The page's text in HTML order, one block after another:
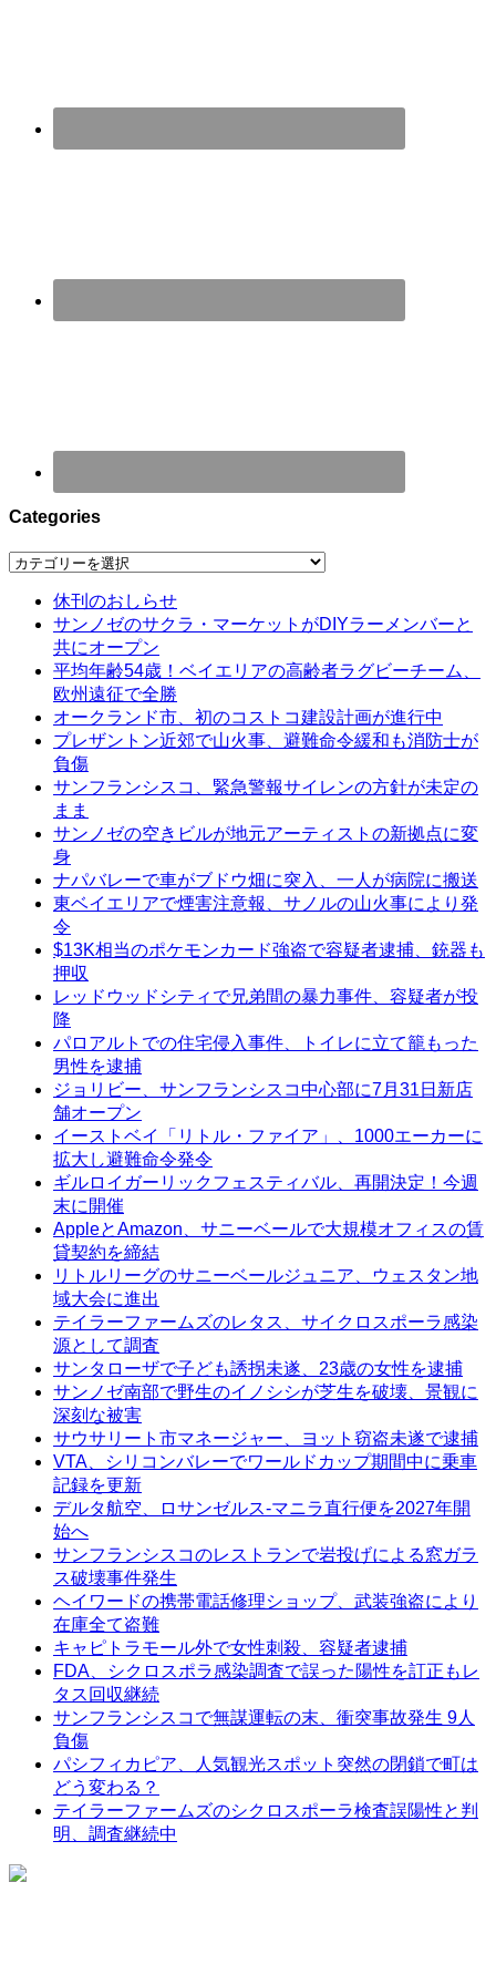
Categories
Categories
休刊のおしらせ
サンノゼのサクラ・マーケットがDIYラーメンバーと
共にオープン
平均年齢54歳！ベイエリアの高齢者ラグビーチーム、
欧州遠征で全勝
オークランド市、初のコストコ建設計画が進行中
プレザントン近郊で山火事、避難命令緩和も消防士が
負傷
サンフランシスコ、緊急警報サイレンの方針が未定の
まま
サンノゼの空きビルが地元アーティストの新拠点に変
身
ナパバレーで車がブドウ畑に突入、一人が病院に搬送
東ベイエリアで煙害注意報、サノルの山火事により発
令
$13K相当のポケモンカード強盗で容疑者逮捕、銃器も
押収
レッドウッドシティで兄弟間の暴力事件、容疑者が投
降
パロアルトでの住宅侵入事件、トイレに立て籠もった
男性を逮捕
ジョリビー、サンフランシスコ中心部に7月31日新店
舗オープン
イーストベイ「リトル・ファイア」、1000エーカーに
拡大し避難命令発令
ギルロイガーリックフェスティバル、再開決定！今週
末に開催
AppleとAmazon、サニーベールで大規模オフィスの賃
貸契約を締結
リトルリーグのサニーベールジュニア、ウェスタン地
域大会に進出
テイラーファームズのレタス、サイクロスポーラ感染
源として調査
サンタローザで子ども誘拐未遂、23歳の女性を逮捕
サンノゼ南部で野生のイノシシが芝生を破壊、景観に
深刻な被害
サウサリート市マネージャー、ヨット窃盗未遂で逮捕
VTA、シリコンバレーでワールドカップ期間中に乗車
記録を更新
デルタ航空、ロサンゼルス-マニラ直行便を2027年開
始へ
サンフランシスコのレストランで岩投げによる窓ガラ
ス破壊事件発生
ヘイワードの携帯電話修理ショップ、武装強盗により
在庫全て盗難
キャピトラモール外で女性刺殺、容疑者逮捕
FDA、シクロスポラ感染調査で誤った陽性を訂正もレ
タス回収継続
サンフランシスコで無謀運転の末、衝突事故発生 9人
負傷
パシフィカピア、人気観光スポット突然の閉鎖で町は
どう変わる？
テイラーファームズのシクロスポーラ検査誤陽性と判
明、調査継続中